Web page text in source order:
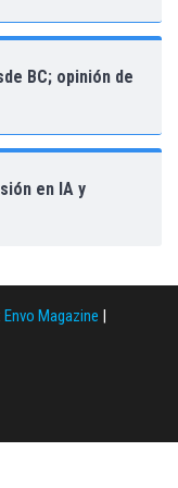
BC; opinión de
en IA y
Envo Magazine